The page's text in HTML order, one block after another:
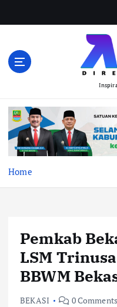
Home
Pemkab
LSM
BBWM
BEKASI 0 Comments